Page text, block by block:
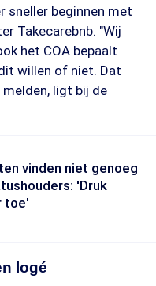
sneller beginnen met
Takecarebnb. "Wij
het COA bepaalt
willen of niet. Dat
ligt bij de
vinden niet genoeg
'Druk
toe'
logé